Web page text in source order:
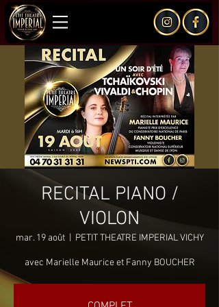
RECITAL PIANO /
VIOLON
mar. 19 août
  |
PETIT THEATRE IMPERIAL VICHY
avec Marielle Maurice et Fanny BOUCHER